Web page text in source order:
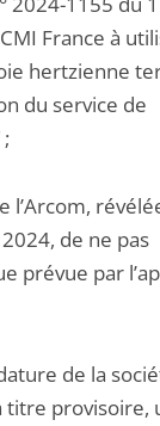
France à
hertzienne
du service de
l’Arcom,
de ne pas
prévue par
de la
titre provisoire,